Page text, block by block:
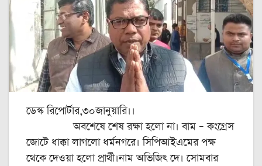
ডেস্ক রিপোর্টার,৩০জানুয়ারি।।
অবশেষে শেষ রক্ষা হলো না। বাম – কংগ্রেস
জোটে ধাক্কা লাগলো ধর্মনগরে। সিপিআইএমের পক্ষ
থেকে দেওয়া হলো প্রার্থী।নাম অভিজিৎ দে। সোমবার